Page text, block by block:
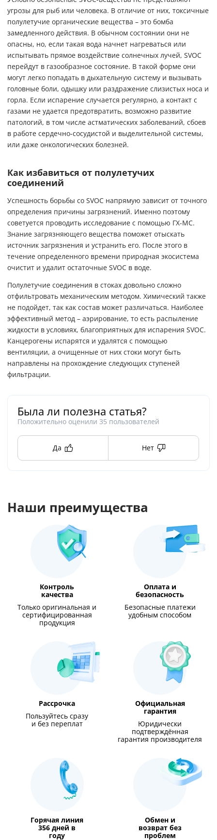
угрозы для рыб или человека. В отличие от них, токсичные
полулетучие органические вещества – это бомба
замедленного действия. В обычном состоянии они не
опасны, но, если такая вода начнет нагреваться или
испытывать прямое воздействие солнечных лучей, SVOC
перейдут в газообразное состояние. В такой форме они
могут легко попадать в дыхательную систему и вызывать
головные боли, одышку или раздражение слизистых носа и
горла. Если испарение случается регулярно, а контакт с
газами не удается предотвратить, возможно развитие
патологий, в том числе астматических заболеваний, сбоев
в работе сердечно-сосудистой и выделительной системы,
или даже онкологических болезней.
Как избавиться от полулетучих
соединений
Успешность борьбы со SVOC напрямую зависит от точного
определения причины загрязнений. Именно поэтому
советуется проводить исследование с помощью ГХ-МС.
Знание загрязняющего вещества поможет отыскать
источник загрязнения и устранить его. После этого в
течение определенного времени природная экосистема
очистит и удалит остаточные SVOC в воде.
Полулетучие соединения в стоках довольно сложно
отфильтровать механическим методом. Химический также
не подойдет, так как состав может различаться. Наиболее
эффективный метод – аэрирование, то есть распыление
жидкости в условиях, благоприятных для испарения SVOC.
Канцерогены испарятся и удалятся с помощью
вентиляции, а очищенные от них стоки могут быть
направлены на прохождение следующих ступеней
фильтрации.
Была ли полезна статья?
Положительно оценили 35 пользователей
Да Нет
Наши преимущества
Контроль
качества
Только оригинальная и
сертифицированная
продукция
Оплата и
безопасность
Безопасные платежи
удобным способом
Рассрочка
Пользуйтесь сразу
и без переплат
Официальная
гарантия
Юридически
подтверждённая
гарантия производителя
Горячая линия
356 дней в
году
Обмен и
возврат без
проблем